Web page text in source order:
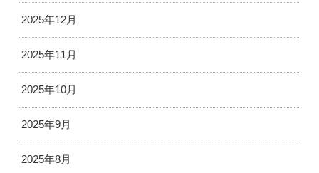
2025年12月
2025年11月
2025年10月
2025年9月
2025年8月